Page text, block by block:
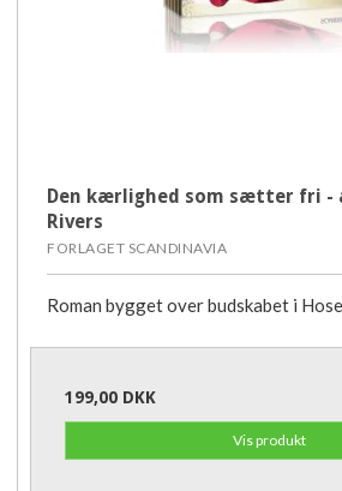
Den kærlighed som sætter fri -
Rivers
FORLAGET SCANDINAVIA
Roman bygget over budskabet i
199,00 DKK
Vis produkt